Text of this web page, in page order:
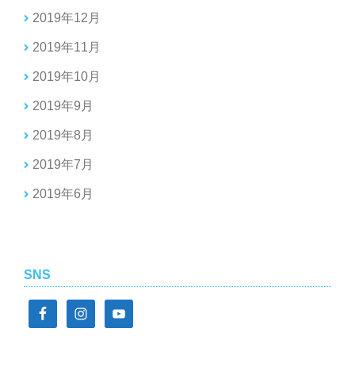
2019年12月
2019年11月
2019年10月
2019年9月
2019年8月
2019年7月
2019年6月
SNS